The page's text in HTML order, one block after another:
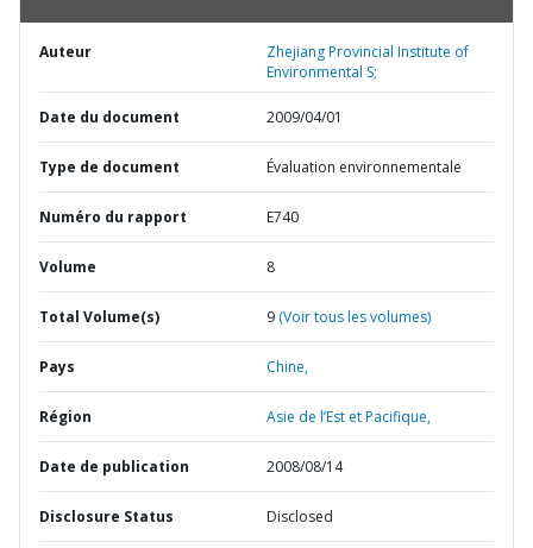
Auteur
Zhejiang Provincial Institute of
Environmental S;
Date du document 2009/04/01
Type de document Évaluation environnementale
Numéro du rapport E740
Volume 8
Total Volume(s) 9 (Voir tous les volumes)
Pays Chine,
Région Asie de l’Est et Pacifique,
Date de publication 2008/08/14
Disclosure Status Disclosed